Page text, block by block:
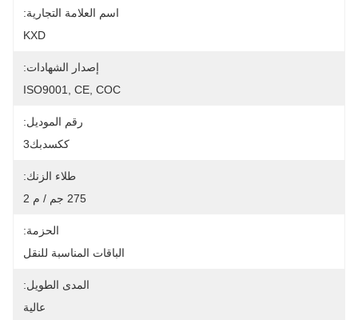
اسم العلامة التجارية:
KXD
إصدار الشهادات:
ISO9001, CE, COC
رقم الموديل:
ككسدبك3
طلاء الزنك:
275 جم / م 2
الحزمة:
الباقات المناسبة للنقل
المدى الطويل:
عالية